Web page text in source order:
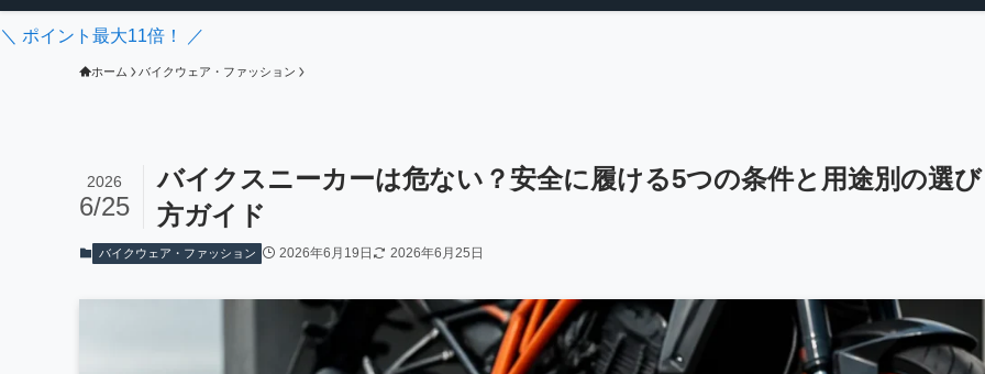
＼ ポイント最大11倍！ ／
ホーム バイクウェア・ファッション
バイクスニーカーは危ない？安全に履ける5つの条件と用途別の選び
方ガイド
2026
6/25
バイクウェア・ファッション 2026年6月19日 2026年6月25日